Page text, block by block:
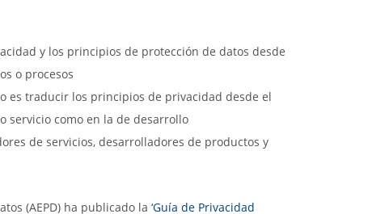
y los principios de protección de datos desde
o procesos
es traducir los principios de privacidad desde el
servicio como en la de desarrollo
de servicios, desarrolladores de productos y
(AEPD) ha publicado la ‘Guía de Privacidad